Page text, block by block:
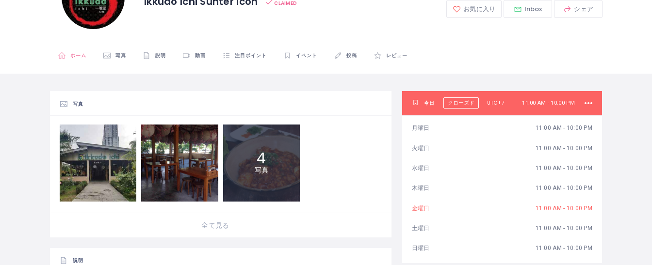
CLAIMED
お気に入り Inbox シェア
ホーム 写真 説明 動画 注目ポイント イベント 投稿 レビュー
写真
4
写真
全て見る
説明
今日 クローズド UTC+7 11:00 AM - 10:00 PM
月曜日 11:00 AM - 10:00 PM
火曜日 11:00 AM - 10:00 PM
水曜日 11:00 AM - 10:00 PM
木曜日 11:00 AM - 10:00 PM
金曜日 11:00 AM - 10:00 PM
土曜日 11:00 AM - 10:00 PM
日曜日 11:00 AM - 10:00 PM